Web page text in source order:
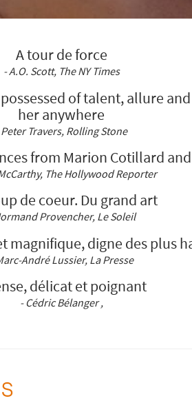
A tour de force
- A.O. Scott, The NY Times
of talent, allure
her anywhere
Travers, Rolling Stone
from Marion Cotillard
The Hollywood Reporter
de coeur. Du grand art
Provencher, Le Soleil
magnifique, digne des plus
André Lussier, La Presse
délicat et poignant
- Cédric Bélanger ,